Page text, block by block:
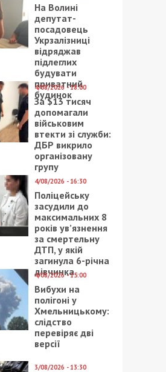
На Волині
депутат-
посадовець
Укрзалізниці
відряджав
підлеглих
будувати
приватний
будинок
4/08/2026 - 18:00
За $13 тисяч
допомагали
військовим
втекти зі служби:
ДБР викрило
організовану
групу
4/08/2026 - 16:30
Поліцейську
засудили до
максимальних 8
років ув’язнення
за смертельну
ДТП, у якій
загинула 6-річна
дівчинка
4/08/2026 - 15:00
Вибухи на
полігоні у
Хмельницькому:
слідство
перевіряє дві
версії
3/08/2026 - 13:30